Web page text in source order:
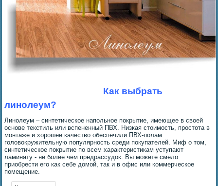
Как выбрать
линолеум?
Линолеум – синтетическое напольное покрытие, имеющее в своей
основе текстиль или вспененный ПВХ. Низкая стоимость, простота в
монтаже и хорошее качество обеспечили ПВХ-полам
головокружительную популярность среди покупателей. Миф о том,
синтетическое покрытие по всем характеристикам уступают
ламинату - не более чем предрассудок. Вы можете смело
приобрести его как себе домой, так и в офис или коммерческое
помещение.